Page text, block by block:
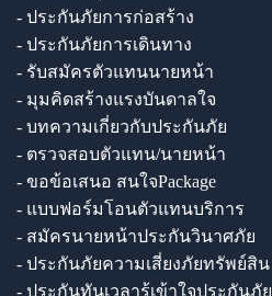
- ประกันภัยการก่อสร้าง
- ประกันภัยการเดินทาง
- รับสมัครตัวแทนนายหน้า
- มุมคิดสร้างแรงบันดาลใจ
- บทความเกี่ยวกับประกันภัย
- ตรวจสอบตัวแทน/นายหน้า
- ขอข้อเสนอ สนใจPackage
- แบบฟอร์มโอนตัวแทนบริการ
- สมัครนายหน้าประกันวินาศภัย
- ประกันภัยความเสี่ยงภัยทรัพย์สิน
- ประกันทันเวลารู้เข้าใจประกันภัย